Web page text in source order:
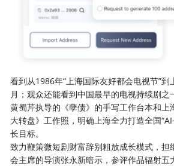
看到从1986年“上海国际友好都会电视节”到
月；观众还能看到中国最早的电视持续剧之
黄蜀芹执导的《孽债》的手写工作台本和上
大转盘》工作照，明确上海全力打造全国
长目标。
致力鞭策微短剧财富辞别粗放成长模式，担
会主席的导演张永新暗示，参评作品辐射五